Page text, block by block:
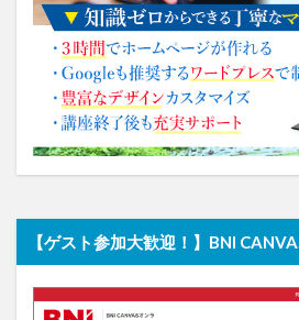
【ゲスト参加大歓迎！】BNI